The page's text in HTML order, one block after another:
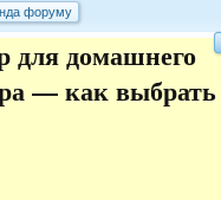
форуму
для домашнего
— как выбрать